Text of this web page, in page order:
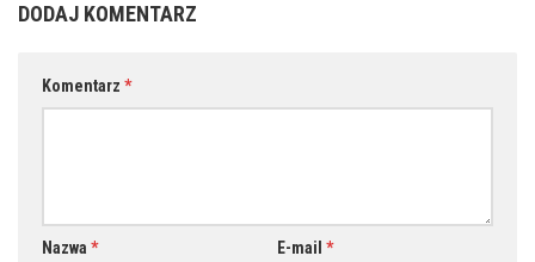
DODAJ KOMENTARZ
Komentarz *
Nazwa * E-mail *